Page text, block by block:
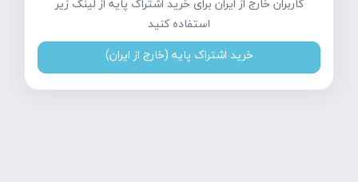
استفاده کنید
خرید اشتراک پایه (خارج از ایران)